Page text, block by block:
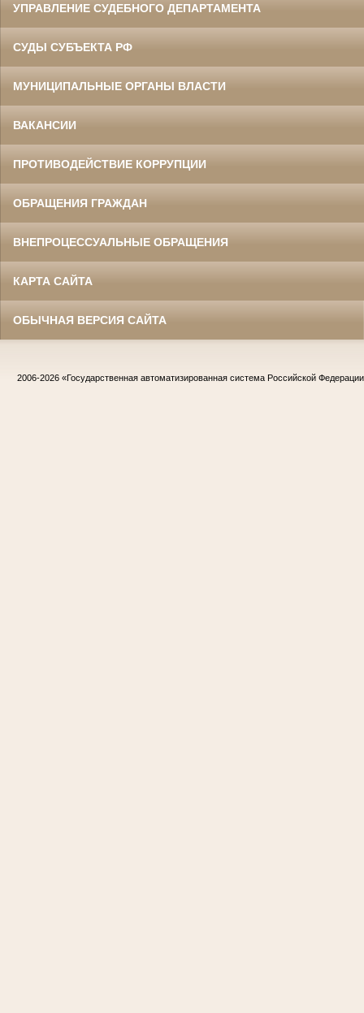
УПРАВЛЕНИЕ СУДЕБНОГО ДЕПАРТАМЕНТА
СУДЫ СУБЪЕКТА РФ
МУНИЦИПАЛЬНЫЕ ОРГАНЫ ВЛАСТИ
ВАКАНСИИ
ПРОТИВОДЕЙСТВИЕ КОРРУПЦИИ
ОБРАЩЕНИЯ ГРАЖДАН
ВНЕПРОЦЕССУАЛЬНЫЕ ОБРАЩЕНИЯ
КАРТА САЙТА
ОБЫЧНАЯ ВЕРСИЯ САЙТА
2006-2026 «Государственная автоматизированная система Российской